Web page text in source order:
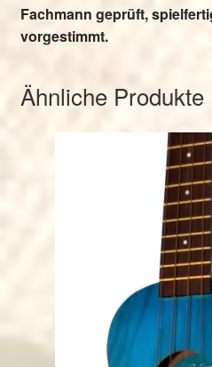
Fachmann geprüft,
vorgestimmt.
Ähnliche Produkte